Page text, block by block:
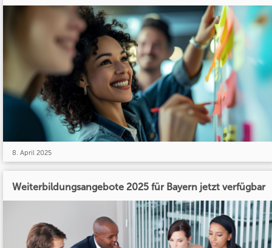
8. April 2025
Weiterbildungsangebote 2025 für Bayern jetzt verfügbar